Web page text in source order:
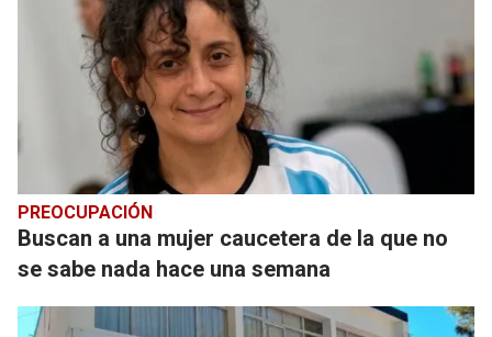
PREOCUPACIÓN
Buscan a una mujer caucetera de la que no
se sabe nada hace una semana